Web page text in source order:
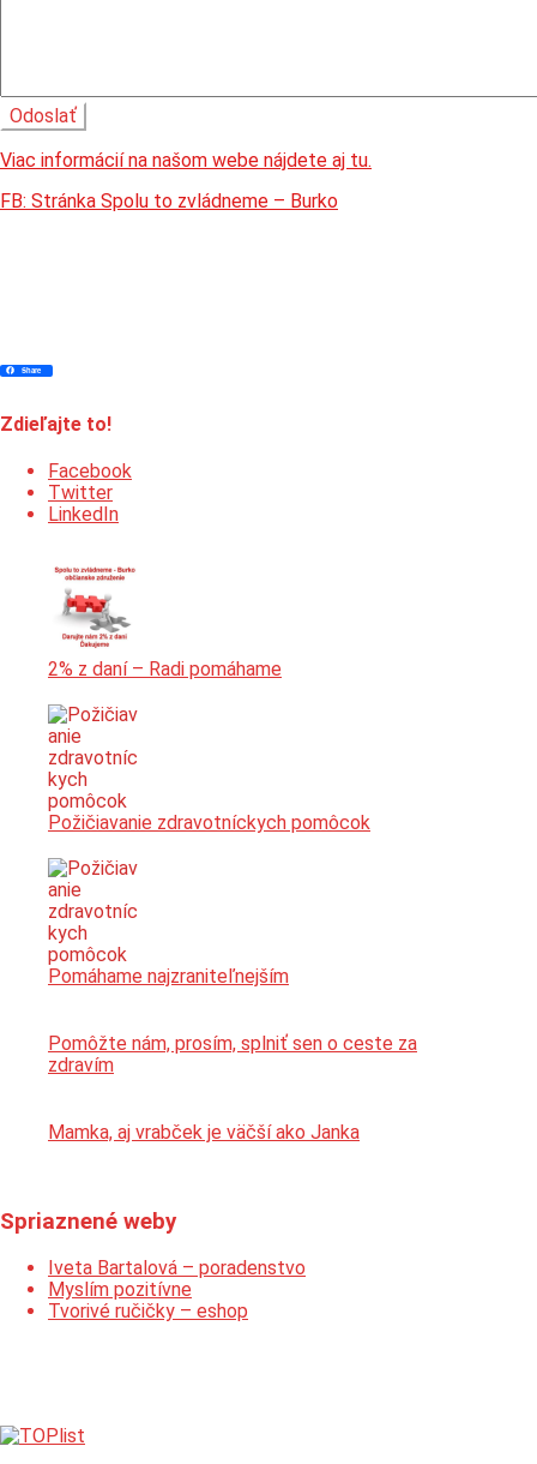
Viac informácií na našom webe nájdete aj tu.
FB: Stránka Spolu to zvládneme – Burko
Print
Share
Zdieľajte to!
Facebook
Twitter
LinkedIn
2% z daní – Radi pomáhame
Požičiavanie zdravotníckych pomôcok
Pomáhame najzraniteľnejším
Pomôžte nám, prosím, splniť sen o ceste za
zdravím
Mamka, aj vrabček je väčší ako Janka
Spriaznené weby
Iveta Bartalová – poradenstvo
Myslím pozitívne
Tvorivé ručičky – eshop